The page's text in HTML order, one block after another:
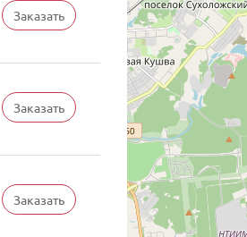
Заказать
Заказать
Заказать